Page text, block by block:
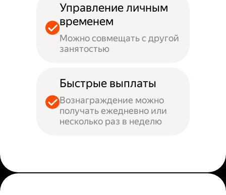
Управление личным
временем
Можно совмещать с другой
занятостью
Быстрые выплаты
Вознаграждение можно
получать ежедневно или
несколько раз в неделю